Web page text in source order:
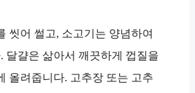
씻어 썰고, 소고기는 양념하여
달걀은 삶아서 깨끗하게 껍질을
올려줍니다. 고추장 또는 고추